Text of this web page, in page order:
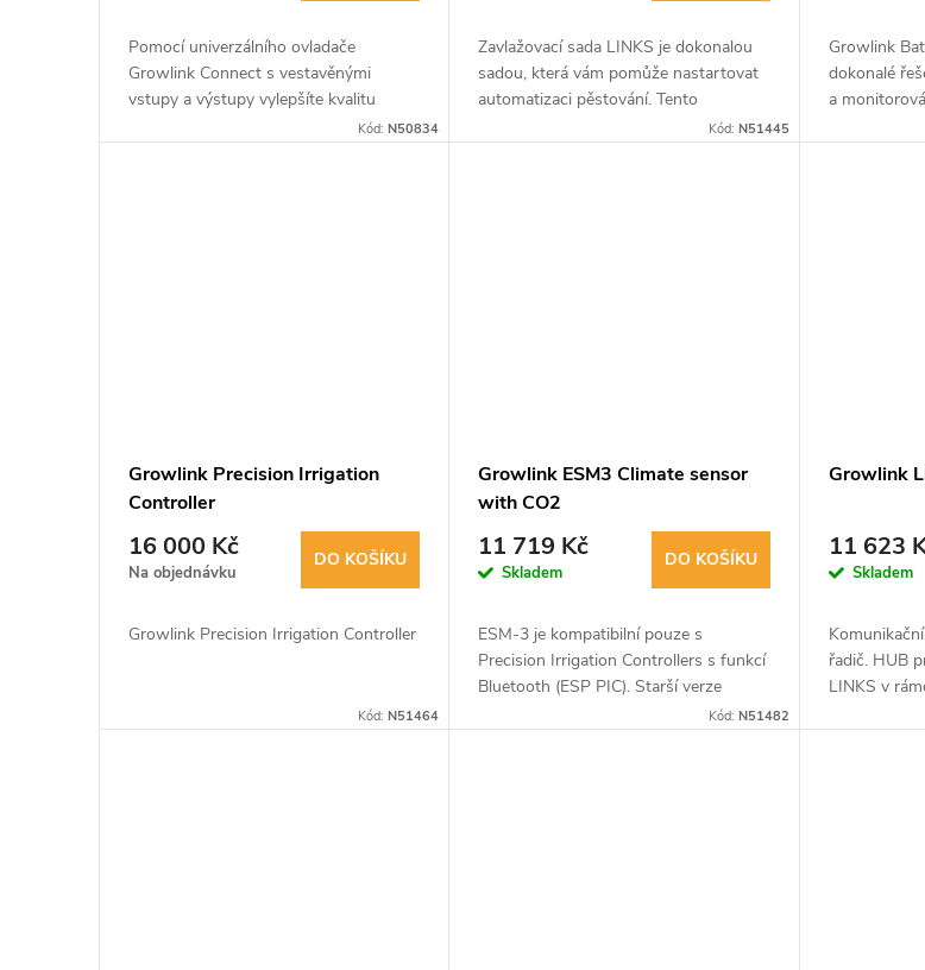
t
Pomocí univerzálního ovladače
Growlink Connect s vestavěnými
vstupy a výstupy vylepšíte kvalitu
pěstování. Toto jediné, jednotnéKód:N50834
Zavlažovací sada LINKS je dokonalou
sadou, která vám pomůže nastartovat
automatizaci pěstování. Tento
komplexní balíček obsahuje HUB,Kód: N51445
Growlink
dokonalé
a
vybaven
Growlink Precision Irrigation
Controller
16 000 Kč
Na objednávku
DO KOŠÍKU
Growlink Precision Irrigation Controller
Kód:N51464
Growlink ESM3 Climate sensor
with CO2
11 719 Kč
Skladem
DO KOŠÍKU
ESM-3 je kompatibilní pouze s
Precision Irrigation Controllers s funkcí
Bluetooth (ESP PIC). Starší verze
Precision Irrigation Controller nejsou
Kód: N51482
Growlink
11 623
Skladem
řadič. HUB
LINKS v
zajišťuje